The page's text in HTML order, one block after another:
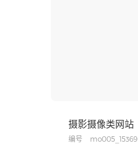
摄影摄像类网站
编号 mo005_15369